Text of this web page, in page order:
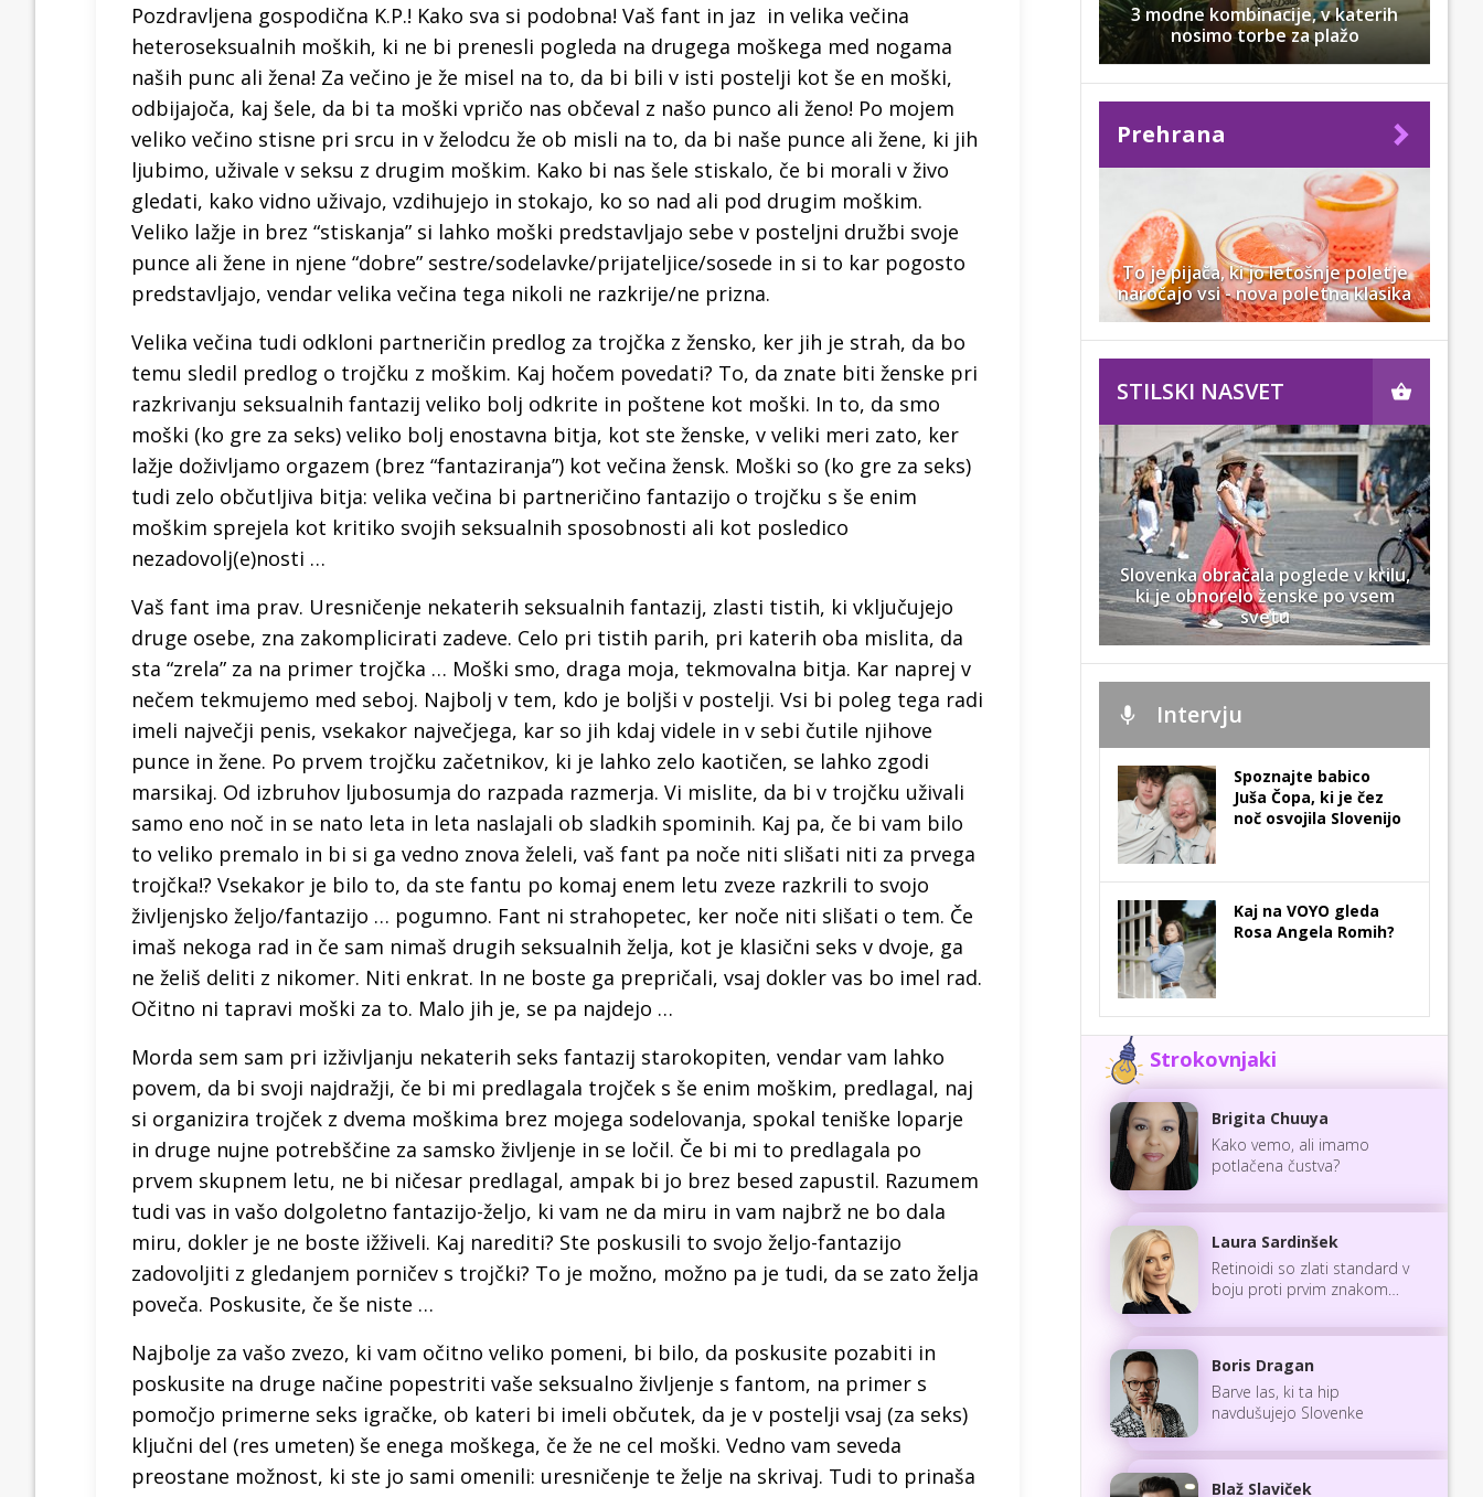
Pozdravljena gospodična K.P.! Kako sva si podobna! Vaš fant in jaz in velika večina
heteroseksualnih moških, ki ne bi prenesli pogleda na drugega moškega med nogama
naših punc ali žena! Za večino je že misel na to, da bi bili v isti postelji kot še en moški,
odbijajoča, kaj šele, da bi ta moški vpričo nas občeval z našo punco ali ženo! Po mojem
veliko večino stisne pri srcu in v želodcu že ob misli na to, da bi naše punce ali žene, ki jih
ljubimo, uživale v seksu z drugim moškim. Kako bi nas šele stiskalo, če bi morali v živo
gledati, kako vidno uživajo, vzdihujejo in stokajo, ko so nad ali pod drugim moškim.
Veliko lažje in brez “stiskanja” si lahko moški predstavljajo sebe v posteljni družbi svoje
punce ali žene in njene “dobre” sestre/sodelavke/prijateljice/sosede in si to kar pogosto
predstavljajo, vendar velika večina tega nikoli ne razkrije/ne prizna.
Velika večina tudi odkloni partneričin predlog za trojčka z žensko, ker jih je strah, da bo
temu sledil predlog o trojčku z moškim. Kaj hočem povedati? To, da znate biti ženske pri
razkrivanju seksualnih fantazij veliko bolj odkrite in poštene kot moški. In to, da smo
moški (ko gre za seks) veliko bolj enostavna bitja, kot ste ženske, v veliki meri zato, ker
lažje doživljamo orgazem (brez “fantaziranja”) kot večina žensk. Moški so (ko gre za seks)
tudi zelo občutljiva bitja: velika večina bi partneričino fantazijo o trojčku s še enim
moškim sprejela kot kritiko svojih seksualnih sposobnosti ali kot posledico
nezadovolj(e)nosti …
Vaš fant ima prav. Uresničenje nekaterih seksualnih fantazij, zlasti tistih, ki vključujejo
druge osebe, zna zakomplicirati zadeve. Celo pri tistih parih, pri katerih oba mislita, da
sta “zrela” za na primer trojčka … Moški smo, draga moja, tekmovalna bitja. Kar naprej v
nečem tekmujemo med seboj. Najbolj v tem, kdo je boljši v postelji. Vsi bi poleg tega radi
imeli največji penis, vsekakor največjega, kar so jih kdaj videle in v sebi čutile njihove
punce in žene. Po prvem trojčku začetnikov, ki je lahko zelo kaotičen, se lahko zgodi
marsikaj. Od izbruhov ljubosumja do razpada razmerja. Vi mislite, da bi v trojčku uživali
samo eno noč in se nato leta in leta naslajali ob sladkih spominih. Kaj pa, če bi vam bilo
to veliko premalo in bi si ga vedno znova želeli, vaš fant pa noče niti slišati niti za prvega
trojčka!? Vsekakor je bilo to, da ste fantu po komaj enem letu zveze razkrili to svojo
življenjsko željo/fantazijo … pogumno. Fant ni strahopetec, ker noče niti slišati o tem. Če
imaš nekoga rad in če sam nimaš drugih seksualnih želja, kot je klasični seks v dvoje, ga
ne želiš deliti z nikomer. Niti enkrat. In ne boste ga prepričali, vsaj dokler vas bo imel rad.
Očitno ni tapravi moški za to. Malo jih je, se pa najdejo …
Morda sem sam pri izživljanju nekaterih seks fantazij starokopiten, vendar vam lahko
povem, da bi svoji najdražji, če bi mi predlagala trojček s še enim moškim, predlagal, naj
si organizira trojček z dvema moškima brez mojega sodelovanja, spokal teniške loparje
in druge nujne potrebščine za samsko življenje in se ločil. Če bi mi to predlagala po
prvem skupnem letu, ne bi ničesar predlagal, ampak bi jo brez besed zapustil. Razumem
tudi vas in vašo dolgoletno fantazijo-željo, ki vam ne da miru in vam najbrž ne bo dala
miru, dokler je ne boste ižživeli. Kaj narediti? Ste poskusili to svojo željo-fantazijo
zadovoljiti z gledanjem porničev s trojčki? To je možno, možno pa je tudi, da se zato želja
poveča. Poskusite, če še niste …
Najbolje za vašo zvezo, ki vam očitno veliko pomeni, bi bilo, da poskusite pozabiti in
poskusite na druge načine popestriti vaše seksualno življenje s fantom, na primer s
pomočjo primerne seks igračke, ob kateri bi imeli občutek, da je v postelji vsaj (za seks)
ključni del (res umeten) še enega moškega, če že ne cel moški. Vedno vam seveda
preostane možnost, ki ste jo sami omenili: uresničenje te želje na skrivaj. Tudi to prinaša
3 modne kombinacije, v katerih
nosimo torbe za plažo
Prehrana
To je pijača, ki jo letošnje poletje
naročajo vsi - nova poletna klasika
STILSKI NASVET
Slovenka obračala poglede v krilu,
ki je obnorelo ženske po vsem
svetu
Intervju
Spoznajte babico
Juša Čopa, ki je čez
noč osvojila Slovenijo
Kaj na VOYO gleda
Rosa Angela Romih?
Strokovnjaki
Brigita Chuuya
Kako vemo, ali imamo
potlačena čustva?
Laura Sardinšek
Retinoidi so zlati standard v
boju proti prvim znakom
Boris Dragan
Barve las, ki ta hip
navdušujejo Slovenke
Blaž Slaviček